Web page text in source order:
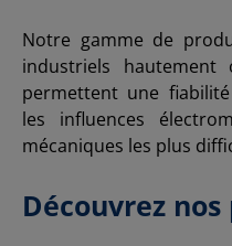
Notre gamme de
industriels
permettent une
les influences
mécaniques les plus
Découvrez nos